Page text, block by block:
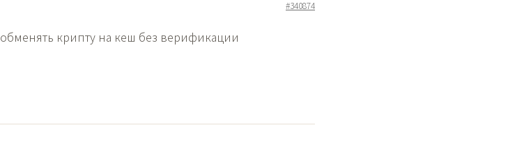
#340874
обменять крипту на кеш без верификации